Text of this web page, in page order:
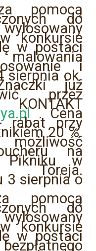
pomocą
do
konkursie
w postaci
i
sierpnia ok.
już
przez
. Cena
rabat przy
20 %.
na
Pikniku w
Toreja.
3 sierpnia o
do
konkursie
w postaci